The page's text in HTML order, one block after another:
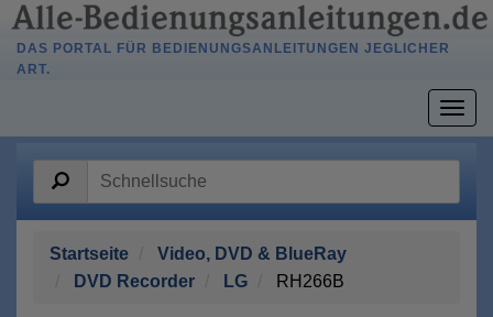
DAS PORTAL FÜR BEDIENUNGSANLEITUNGEN JEGLICHER
ART.
Startseite
Video, DVD & BlueRay
DVD Recorder
LG RH266B